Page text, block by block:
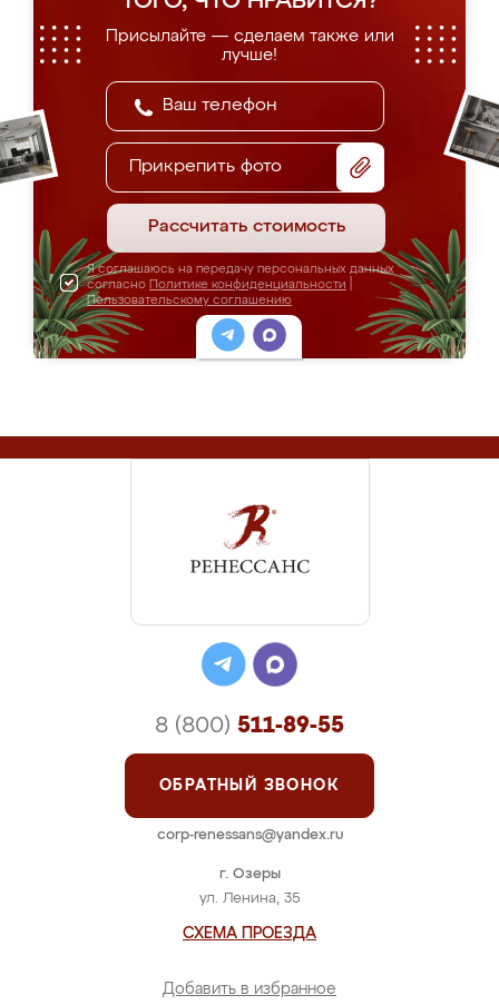
Присылайте — сделаем также или
лучше!
Прикрепить фото
Рассчитать стоимость
Я соглашаюсь на передачу персональных данных
согласно Политике конфиденциальности
Пользовательскому соглашению
г. Озеры
ул. Ленина, 35
СХЕМА ПРОЕЗДА
Добавить в избранное
8 (800) 511-89-55
ОБРАТНЫЙ ЗВОНОК
corp-renessans@yandex.ru